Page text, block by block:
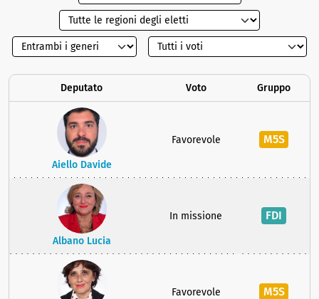
Deputato Voto Gruppo
Aiello Davide
Favorevole M5S
Albano Lucia
In missione FDI
Favorevole M5S